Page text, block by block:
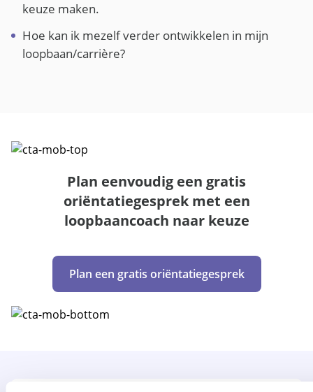
keuze maken.
Hoe kan ik mezelf verder ontwikkelen in mijn
loopbaan/carrière?
Plan eenvoudig een gratis
oriëntatiegesprek met een
loopbaancoach naar keuze
Plan een gratis oriëntatiegesprek